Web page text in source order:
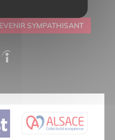
SYMPATHISANT